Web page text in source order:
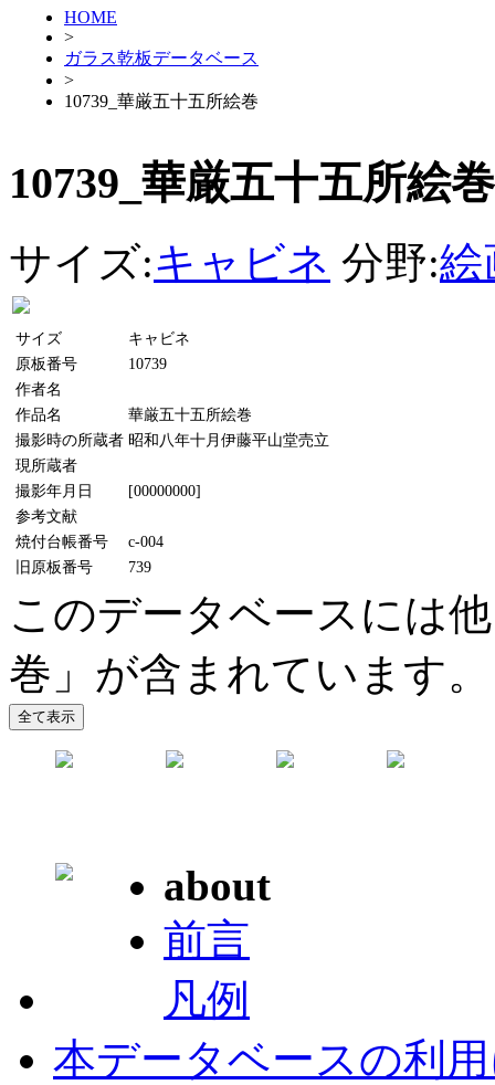
HOME
>
ガラス乾板データベース
>
10739_華厳五十五所絵巻
10739_華厳五十五所絵巻
サイズ:キャビネ 分野:絵
サイズ
キャビネ
原板番号
10739
作者名
作品名
華厳五十五所絵巻
撮影時の所蔵者 昭和八年十月伊藤平山堂売立
現所蔵者
撮影年月日
[00000000]
参考文献
焼付台帳番号
c-004
旧原板番号
739
このデータベースには
巻」が含まれています。
about
前言
凡例
本データベースの利